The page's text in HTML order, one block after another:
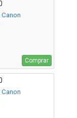
Comprar